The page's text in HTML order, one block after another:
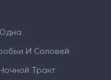
И Соловей
Тракт